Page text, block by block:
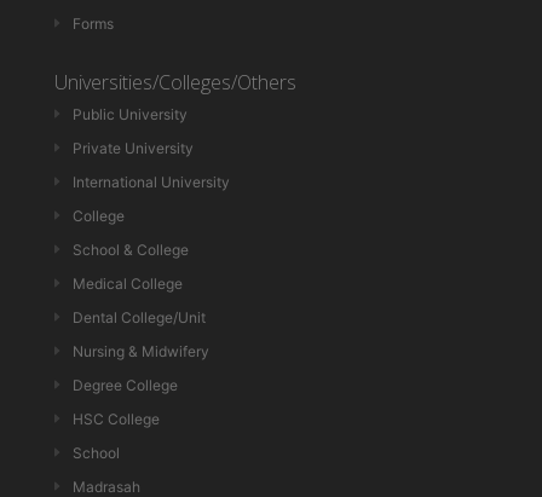
Forms
Universities/Colleges/Others
Public University
Private University
International University
College
School & College
Medical College
Dental College/Unit
Nursing & Midwifery
Degree College
HSC College
School
Madrasah